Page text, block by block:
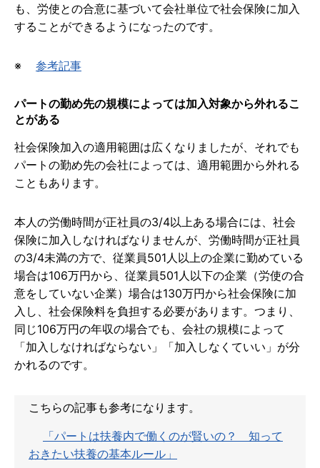
も、労使との合意に基づいて会社単位で社会保険に加入
することができるようになったのです。
※ 参考記事
パートの勤め先の規模によっては加入対象から外れるこ
とがある
社会保険加入の適用範囲は広くなりましたが、それでも
パートの勤め先の会社によっては、適用範囲から外れる
こともあります。
本人の労働時間が正社員の3/4以上ある場合には、社会
保険に加入しなければなりませんが、労働時間が正社員
の3/4未満の方で、従業員501人以上の企業に勤めている
場合は106万円から、従業員501人以下の企業（労使の合
意をしていない企業）場合は130万円から社会保険に加
入し、社会保険料を負担する必要があります。つまり、
同じ106万円の年収の場合でも、会社の規模によって
「加入しなければならない」「加入しなくていい」が分
かれるのです。
こちらの記事も参考になります。
「パートは扶養内で働くのが賢いの？ 知って
おきたい扶養の基本ルール」